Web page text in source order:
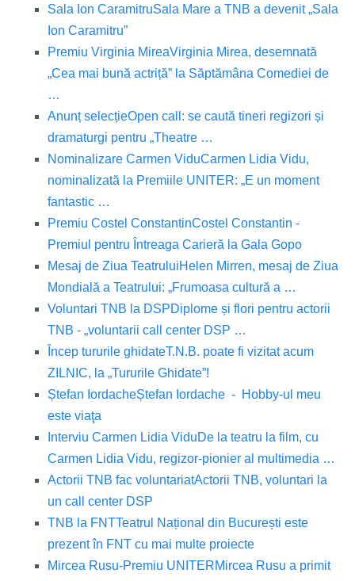
Sala Ion CaramitruSala Mare a TNB a devenit „Sala
Ion Caramitru”
Premiu Virginia MireaVirginia Mirea, desemnată
„Cea mai bună actriță” la Săptămâna Comediei de
…
Anunț selecțieOpen call: se caută tineri regizori și
dramaturgi pentru „Theatre …
Nominalizare Carmen ViduCarmen Lidia Vidu,
nominalizată la Premiile UNITER: „E un moment
fantastic …
Premiu Costel ConstantinCostel Constantin -
Premiul pentru Întreaga Carieră la Gala Gopo
Mesaj de Ziua TeatruluiHelen Mirren, mesaj de Ziua
Mondială a Teatrului: „Frumoasa cultură a …
Voluntari TNB la DSPDiplome și flori pentru actorii
TNB - „voluntarii call center DSP …
Încep tururile ghidateT.N.B. poate fi vizitat acum
ZILNIC, la „Tururile Ghidate”!
Ștefan IordacheȘtefan Iordache - Hobby-ul meu
este viaţa
Interviu Carmen Lidia ViduDe la teatru la film, cu
Carmen Lidia Vidu, regizor-pionier al multimedia …
Actorii TNB fac voluntariatActorii TNB, voluntari la
un call center DSP
TNB la FNTTeatrul Național din București este
prezent în FNT cu mai multe proiecte
Mircea Rusu-Premiu UNITERMircea Rusu a primit